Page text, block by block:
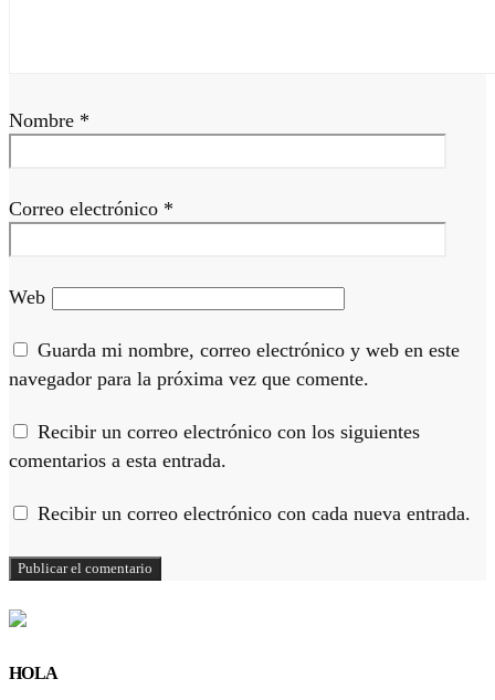
Nombre *
Correo electrónico *
Web
Guarda mi nombre, correo electrónico y web en este
navegador para la próxima vez que comente.
Recibir un correo electrónico con los siguientes
comentarios a esta entrada.
Recibir un correo electrónico con cada nueva entrada.
HOLA